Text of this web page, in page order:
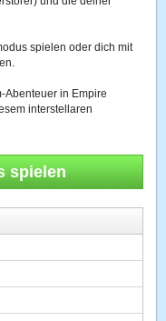
spielen oder dich mit
Abenteuer in Empire
interstellaren
spielen